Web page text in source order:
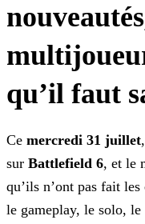
qu’il faut
Ce mercredi 31 juillet
sur Battlefield 6, et le
qu’ils n’ont pas fait
le gameplay, le solo,